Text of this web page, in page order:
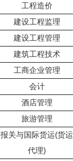
工程造价
建设工程监理
建设工程管理
建筑工程技术
工商企业管理
会计
酒店管理
旅游管理
报关与国际货运(货运
代理)